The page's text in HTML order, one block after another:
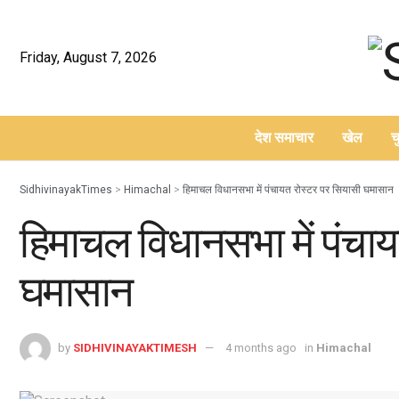
Friday, August 7, 2026
देश समाचार खेल
SidhivinayakTimes > Himachal > हिमाचल विधानसभा में पंचायत रोस्टर पर सियासी घमासान
हिमाचल विधानसभा में
घमासान
by SIDHIVINAYAKTIMESH 4 months ago in Himachal